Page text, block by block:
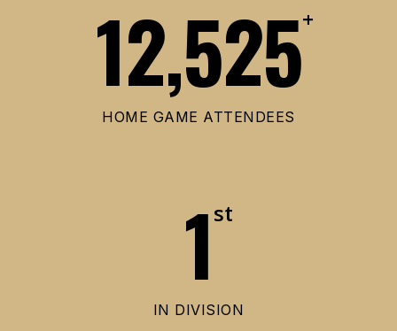
12,525+
HOME GAME ATTENDEES
1 st
IN DIVISION